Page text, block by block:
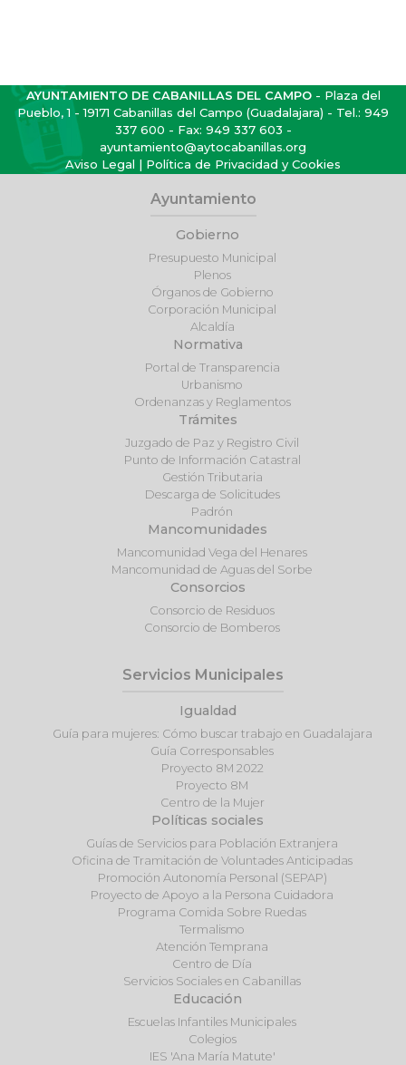
AYUNTAMIENTO DE CABANILLAS DEL CAMPO- Plaza del
Pueblo, 1 - 19171 Cabanillas del Campo (Guadalajara) - Tel.: 949
337 600 - Fax: 949 337 603 -
ayuntamiento@aytocabanillas.org
Aviso Legal | Política de Privacidad y Cookies
Ayuntamiento
Gobierno
Presupuesto Municipal
Plenos
Órganos de Gobierno
Corporación Municipal
Alcaldía
Normativa
Portal de Transparencia
Urbanismo
Ordenanzas y Reglamentos
Trámites
Juzgado de Paz y Registro Civil
Punto de Información Catastral
Gestión Tributaria
Descarga de Solicitudes
Padrón
Mancomunidades
Mancomunidad Vega del Henares
Mancomunidad de Aguas del Sorbe
Consorcios
Consorcio de Residuos
Consorcio de Bomberos
Servicios Municipales
Igualdad
Guía para mujeres: Cómo buscar trabajo en Guadalajara
Guía Corresponsables
Proyecto 8M 2022
Proyecto 8M
Centro de la Mujer
Políticas sociales
Guías de Servicios para Población Extranjera
Oficina de Tramitación de Voluntades Anticipadas
Promoción Autonomía Personal (SEPAP)
Proyecto de Apoyo a la Persona Cuidadora
Programa Comida Sobre Ruedas
Termalismo
Atención Temprana
Centro de Día
Servicios Sociales en Cabanillas
Educación
Escuelas Infantiles Municipales
Colegios
IES 'Ana María Matute'